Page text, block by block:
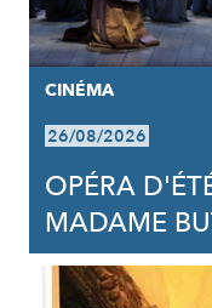
CINÉMA
26/08/2026
OPÉRA
MADAME